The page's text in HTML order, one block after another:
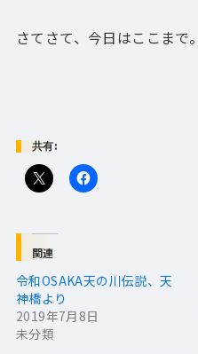
さてさて、今日はここまで。
共有:
関連
令和OSAKA天の川伝説、天
神橋より
2019年7月8日
未分類